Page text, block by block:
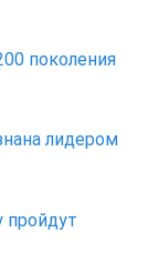
поколения
лидером
пройдут